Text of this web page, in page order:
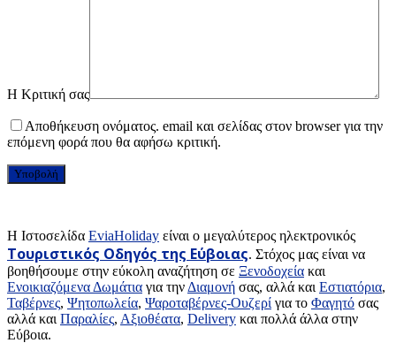
Η Κριτική σας
Αποθήκευση ονόματος. email και σελίδας στον browser για την
επόμενη φορά που θα αφήσω κριτική.
H Ιστοσελίδα EviaHoliday είναι ο μεγαλύτερος ηλεκτρονικός
Τουριστικός Οδηγός της Εύβοιας. Στόχος μας είναι να
βοηθήσουμε στην εύκολη αναζήτηση σε Ξενοδοχεία και
Ενοικιαζόμενα Δωμάτια για την Διαμονή σας, αλλά και Εστιατόρια,
Ταβέρνες, Ψητοπωλεία, Ψαροταβέρνες-Ουζερί για το Φαγητό σας
αλλά και Παραλίες, Αξιοθέατα, Delivery και πολλά άλλα στην
Εύβοια.